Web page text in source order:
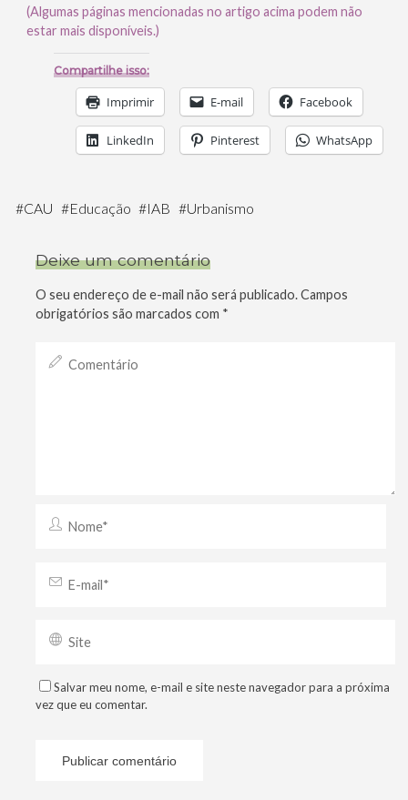
(Algumas páginas mencionadas no artigo acima podem não
estar mais disponíveis.)
Compartilhe isso:
Imprimir E-mail Facebook
LinkedIn Pinterest WhatsApp
#CAU #Educação #IAB #Urbanismo
Deixe um comentário
O seu endereço de e-mail não será publicado.Campos
obrigatórios são marcados com *
Salvar meu nome, e-mail e site neste navegador para a próxima
vez que eu comentar.